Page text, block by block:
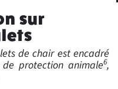
sur
de chair est encadré
protection animale6,